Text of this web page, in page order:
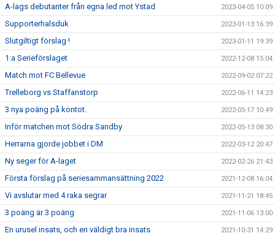
A-lags debutanter från egna led mot Ystad 2023-04-05 10:09
Supporterhalsduk 2023-01-13 16:39
Slutgiltigt förslag ! 2023-01-11 19:39
1:a Serieförslaget 2022-12-08 15:04
Match mot FC Bellevue 2022-09-02 07:22
Trelleborg vs Staffanstorp 2022-06-11 14:23
3 nya poäng på kontot. 2022-05-17 10:49
Inför matchen mot Södra Sandby 2022-05-13 08:30
Herrarna gjorde jobbet i DM 2022-03-12 20:47
Ny seger för A-laget 2022-02-26 21:43
Första förslag på seriesammansättning 2022 2021-12-08 16:04
Vi avslutar med 4 raka segrar 2021-11-21 18:45
3 poäng är 3 poäng 2021-11-06 13:00
En urusel insats, och en väldigt bra insats 2021-10-31 14:29